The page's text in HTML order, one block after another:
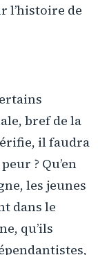
l’histoire de
bref de la
il faudra
? Qu’en
les jeunes
dans le
qu’ils